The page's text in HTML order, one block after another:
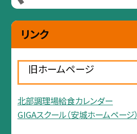
リンク
旧ホームページ
北部調理場給食カレンダー
GIGAスクール（安城ホームページ）